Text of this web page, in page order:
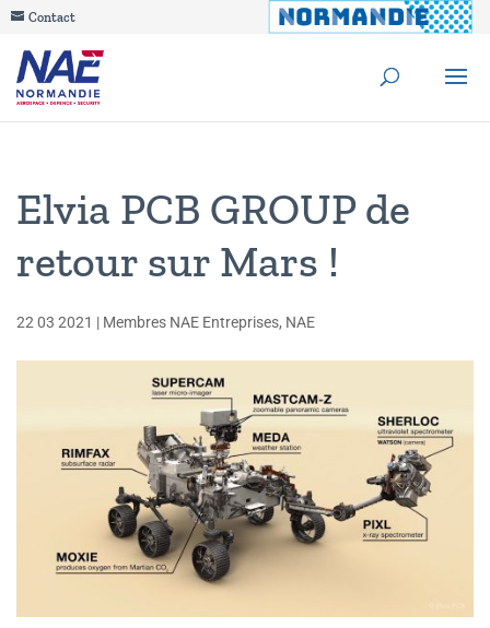
Contact
Elvia PCB GROUP de
retour sur Mars !
22 03 2021 | Membres NAE Entreprises, NAE